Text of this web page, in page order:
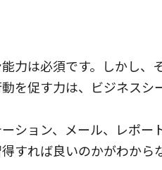
力は必須です。しかし
促す力は、ビジネスシ
ション、メール、レポ
すれば良いのかがわか